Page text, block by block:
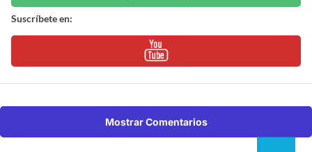
Suscríbete en:
Mostrar Comentarios